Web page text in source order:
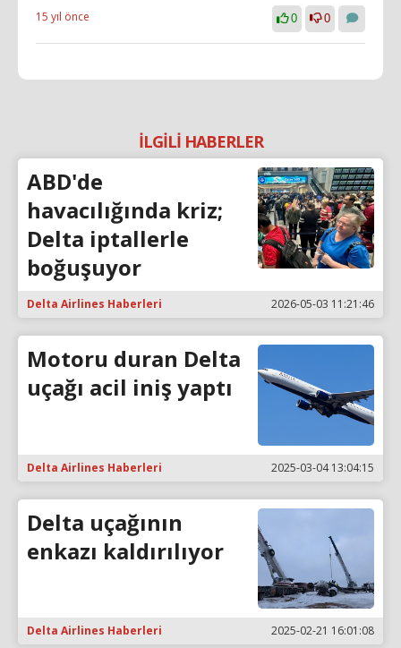
15 yıl önce 0 0
İLGİLİ HABERLER
ABD'de
havacılığında kriz;
Delta iptallerle
boğuşuyor
Delta Airlines Haberleri 2026-05-03 11:21:46
Motoru duran Delta
uçağı acil iniş yaptı
Delta Airlines Haberleri 2025-03-04 13:04:15
Delta uçağının
enkazı kaldırılıyor
Delta Airlines Haberleri 2025-02-21 16:01:08